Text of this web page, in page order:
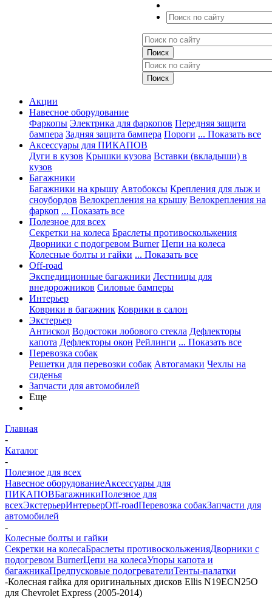
Акции
Навесное оборудование
Фаркопы Электрика для фаркопов Передняя защита
бампера Задняя защита бампера Пороги ... Показать все
Аксессуары для ПИКАПОВ
Дуги в кузов Крышки кузова Вставки (вкладыши) в
кузов
Багажники
Багажники на крышу Автобоксы Крепления для лыж и
сноубордов Велокрепления на крышу Велокрепления на
фаркоп ... Показать все
Полезное для всех
Секретки на колеса Браслеты противоскольжения
Дворники с подогревом Burner Цепи на колеса
Колесные болты и гайки ... Показать все
Off-road
Экспедиционные багажники Лестницы для
внедорожников Силовые бамперы
Интерьер
Коврики в багажник Коврики в салон
Экстерьер
Антискол Водостоки лобового стекла Дефлекторы
капота Дефлекторы окон Рейлинги ... Показать все
Перевозка собак
Решетки для перевозки собак Автогамаки Чехлы на
сиденья
Запчасти для автомобилей
Еще
Главная
-
Каталог
-
Полезное для всех
Навесное оборудованиеАксессуары для
ПИКАПОВБагажникиПолезное для
всехЭкстерьерИнтерьерOff-roadПеревозка собакЗапчасти для
автомобилей
-
Колесные болты и гайки
Секретки на колесаБраслеты противоскольженияДворники с
подогревом BurnerЦепи на колесаУпоры капота и
багажникаПредпусковые подогревателиТенты-палатки
-Колесная гайка для оригинальных дисков Ellis N19ECN25O
для Chevrolet Express (2005-2014)